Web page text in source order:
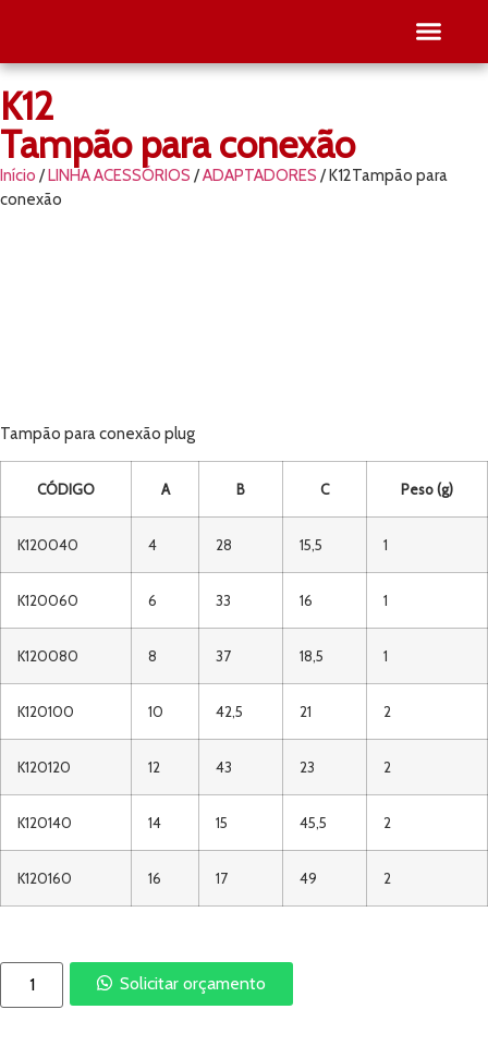
K12
Tampão para conexão
Início /LINHA ACESSÓRIOS /ADAPTADORES / K12Tampão para
conexão
Tampão para conexão plug
CÓDIGO A B C Peso (g)
K120040 4 28 15,5 1
K120060 6 33 16 1
K120080 8 37 18,5 1
K120100 10 42,5 21 2
K120120 12 43 23 2
K120140 14 15 45,5 2
K120160 16 17 49 2
Solicitar orçamento